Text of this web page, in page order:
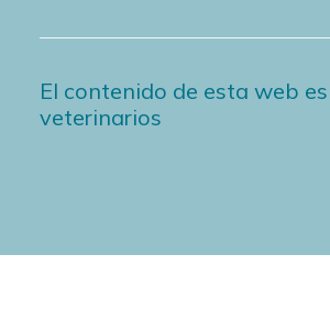
El contenido de esta web
veterinarios